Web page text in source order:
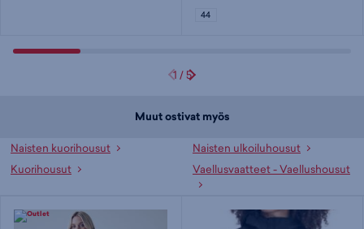
44
1 /5
Muut ostivat myös
Naisten kuorihousut
Naisten ulkoiluhousut
Kuorihousut
Vaellusvaatteet - Vaellushousut